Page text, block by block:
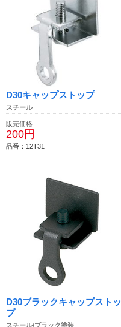
D30キャップストップ
スチール
販売価格
200円
品番：12T31
D30ブラックキャップストッ
プ
スチール/ブラック塗装